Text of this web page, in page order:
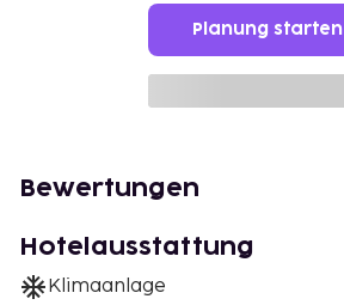
Planung starten
Bewertungen
Hotelausstattung
Klimaanlage